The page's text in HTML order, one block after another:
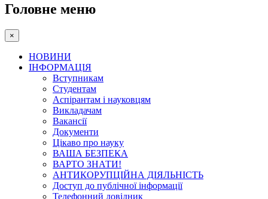
Головне меню
×
НОВИНИ
ІНФОРМАЦІЯ
Вступникам
Студентам
Аспірантам і науковцям
Викладачам
Вакансії
Документи
Цікаво про науку
ВАША БЕЗПЕКА
ВАРТО ЗНАТИ!
АНТИКОРУПЦІЙНА ДІЯЛЬНІСТЬ
Доступ до публічної інформації
Телефонний довідник